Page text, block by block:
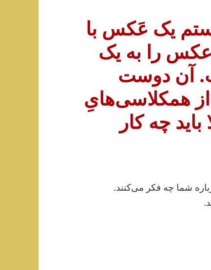
دوستم یک عَکس با
عکس را به یک
آن دوست
همکلاسی‌هایِ
چه کار
شما چه فکر می‌کنند.